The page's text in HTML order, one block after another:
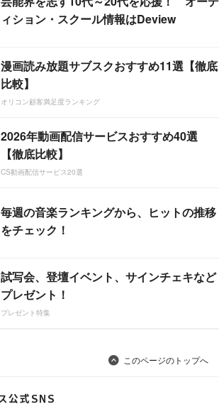
ィション・スクール情報はDeview
漫画読み放題サブスクおすすめ11選【徹底
比較】
オリコン顧客満足度ランキング
2026年動画配信サービスおすすめ40選
【徹底比較】
CS動画配信サービス20選
毎週の音楽ランキングから、ヒットの推移
をチェック！
試写会、登壇イベント、サインチェキなど
プレゼント！
プレゼント特集
このページのトップへ